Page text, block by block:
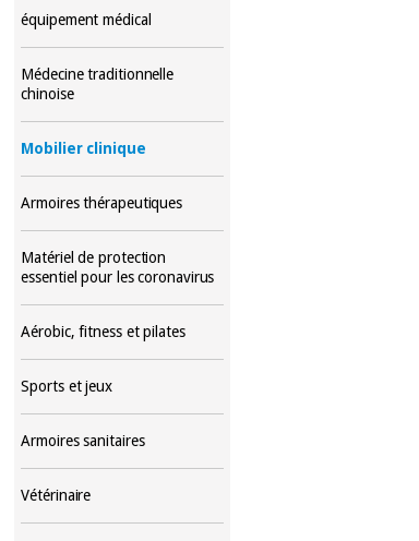
équipement médical
Médecine traditionnelle
chinoise
Mobilier clinique
Armoires thérapeutiques
Matériel de protection
essentiel pour les coronavirus
Aérobic, fitness et pilates
Sports et jeux
Armoires sanitaires
Vétérinaire